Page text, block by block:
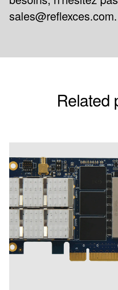
sales@reflexces.com.
Related